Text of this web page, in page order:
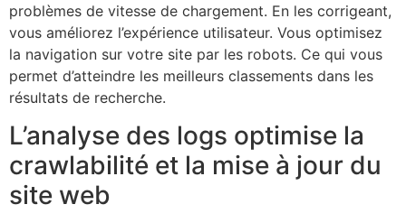
problèmes de vitesse de chargement. En les corrigeant,
vous améliorez l’expérience utilisateur. Vous optimisez
la navigation sur votre site par les robots. Ce qui vous
permet d’atteindre les meilleurs classements dans les
résultats de recherche.
L’analyse des logs optimise la
crawlabilité et la mise à jour du
site web